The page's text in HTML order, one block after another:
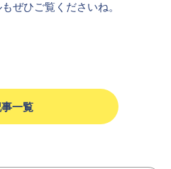
ぜひご覧くださいね。
一覧